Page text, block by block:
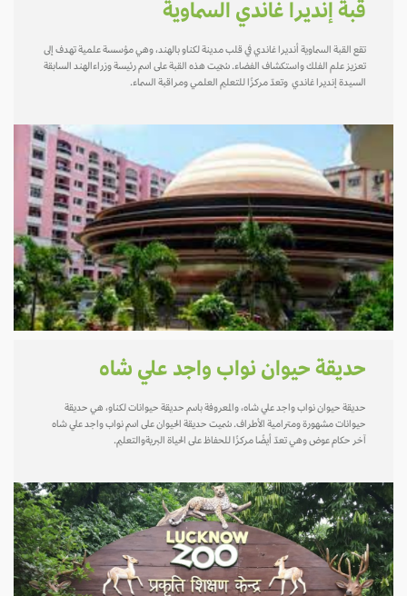
قبة إنديرا غاندي السماوية
تقع القبة السماوية أنديرا غاندي في قلب مدينة لكناو بالهند، وهي مؤسسة علمية تهدف إلى
تعزيز علم الفلك واستكشاف الفضاء. سُمّيت هذه القبة على اسم رئيسة وزراءالهند السابقة
السيدة إنديرا غاندي وتعدّ مركزًا للتعليم العلمي ومراقبة السماء.
حديقة حيوان نواب واجد علي شاه
حديقة حيوان نواب واجد علي شاه، والمعروفة باسم حديقة حيوانات لكناو، هي حديقة
حيوانات مشهورة ومترامية الأطراف. سُميت حديقة الحيوان على اسم نواب واجد علي شاه
آخر حكام عوض وهي تعدّ أيضًا مركزًا للحفاظ على الحياة البريةوالتعليم.